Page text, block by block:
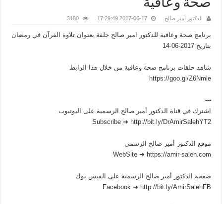
صحة وعافية
الدكتور أمير صالح 2017-06-17 17:29:49
3180
برنامج صحة وعافية للدكتور امير صالح حلقة بعنوان تلاوة القرآن في رمضان
بتاريخ 2017-06-14
شاهد حلقات برنامج صحة وعافية من خلال هذا الرابط
https://goo.gl/Z6Nmle
---
اشترك في قناة الدكتور أمير صالح الرسمية على اليوتيوب
Subscribe ➜ http://bit.ly/DrAmirSalehYT2
موقع الدكتور أمير صالح الرسمي
WebSite ➜ https://amir-saleh.com
صفحة الدكتور أمير صالح الرسمية على الفيس بوك
Facebook ➜ http://bit.ly/AmirSalehFB